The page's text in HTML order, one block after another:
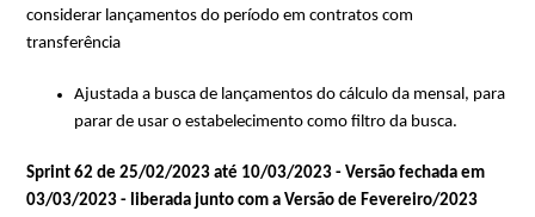
considerar lançamentos do período em contratos com
transferência
Ajustada a busca de lançamentos do cálculo da mensal, para
parar de usar o estabelecimento como filtro da busca.
Sprint 62 de 25/02/2023 até 10/03/2023 - Versão fechada em
03/03/2023 - liberada junto com a Versão de Fevereiro/2023